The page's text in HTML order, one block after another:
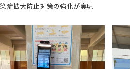
染症拡大防止対策の強化が実現